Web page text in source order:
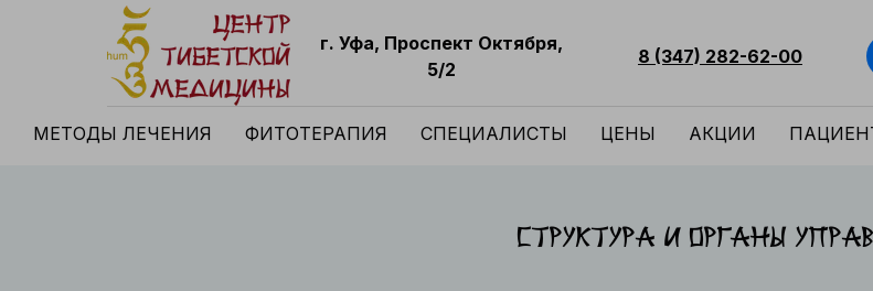
г. Уфа, Проспект Октября,
5/2
8 (347) 282-62-00
МЕТОДЫ ЛЕЧЕНИЯ ФИТОТЕРАПИЯ СПЕЦИАЛИСТЫ ЦЕНЫ АКЦИИ
Структура и органы